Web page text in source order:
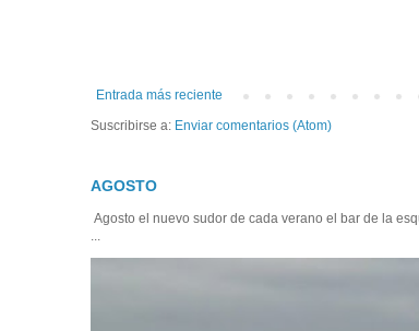
Entrada más reciente
Suscribirse a: Enviar comentarios (Atom)
AGOSTO
Agosto el nuevo sudor de cada verano el bar de la
...